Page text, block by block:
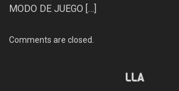
MODO DE JUEGO […]
Comments are closed.
LLA